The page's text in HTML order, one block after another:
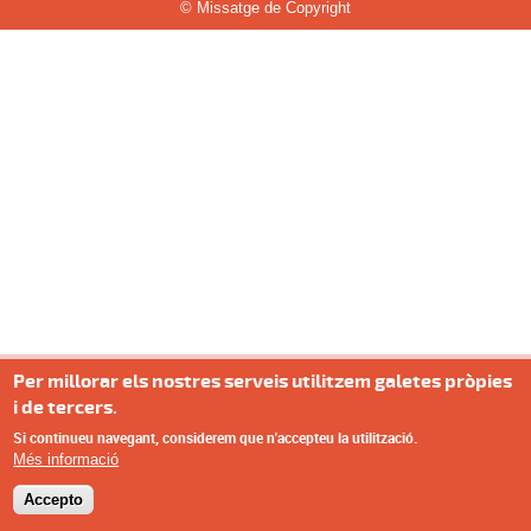
© Missatge de Copyright
Per millorar els nostres serveis utilitzem galetes pròpies
i de tercers.
Si continueu navegant, considerem que n'accepteu la utilització.
Més informació
Accepto